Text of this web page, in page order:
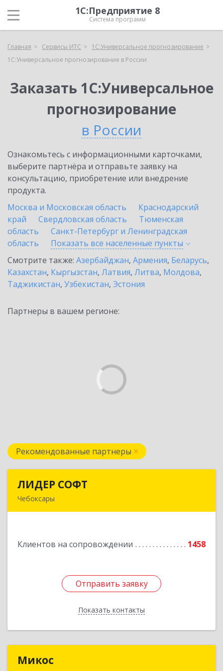
1С:Предприятие 8
Система программ
Главная Сервисы ИТС
1С:Универсальное прогнозирование
1С:Универсальное прогнозирование в России
Заказать 1С:Универсальное
прогнозирование
в России
Ознакомьтесь с информационными карточками,
выберите партнёра и отправьте заявку на
консультацию, приобретение или внедрение
продукта.
Москва и Московская область
Краснодарский
край
Свердловская область
Тюменская
область
Санкт-Петербург и Ленинградская
область
Показать все населенные пункты
Смотрите также: Азербайджан, Армения, Беларусь,
Казахстан, Кыргызстан, Латвия, Литва, Молдова,
Таджикистан, Узбекистан, Эстония
Партнеры в вашем регионе:
Рекомендованные партнеры
ЛИДЕР СОФТ
Чебоксары
Клиентов на сопровождении 1458
Отправить заявку
Показать контакты
Отправить заявку
Назад
Микос